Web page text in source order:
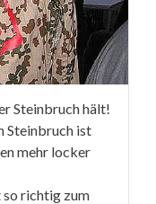
Steinbruch hält!
Steinbruch ist
mehr locker
so richtig zum